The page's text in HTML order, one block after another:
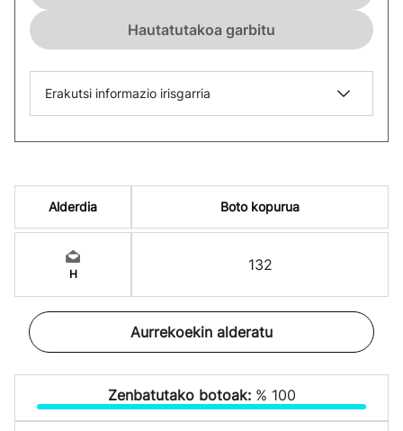
Hautatutakoa garbitu
Erakutsi informazio irisgarria
Alderdia
H
Boto kopurua
132
Aurrekoekin alderatu
Zenbatutako botoak: % 100